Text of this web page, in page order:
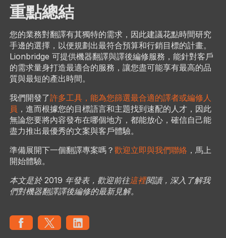
重點總結
您的業務對翻譯有其獨特的需求，因此建議花點時間研究
手邊的選擇，以便規劃出最符合預算和行銷目標的計畫。
Lionbridge 可提供機器翻譯與譯後編修服務，能針對客戶
的需求量身打造最適合的服務，讓您盡可能享有最高的品
質與最短的產出時間。
我們開發了許多工具，能為您篩選最合適的譯者或編修人
員 ，進而根據您的目標語言和主題找到速配的人才，因此
無論您要將內容發布在哪個地方，都能放心，確信自己能
盡力推出最優秀的文案與客戶體驗。
準備展開下一個翻譯專案嗎？ 歡迎立即與我們聯絡 ，馬上
開始體驗。
本文是於 2019 年發表，歡迎前往這裡閱讀，深入了解我
們對機器翻譯譯後編修的最新見解。